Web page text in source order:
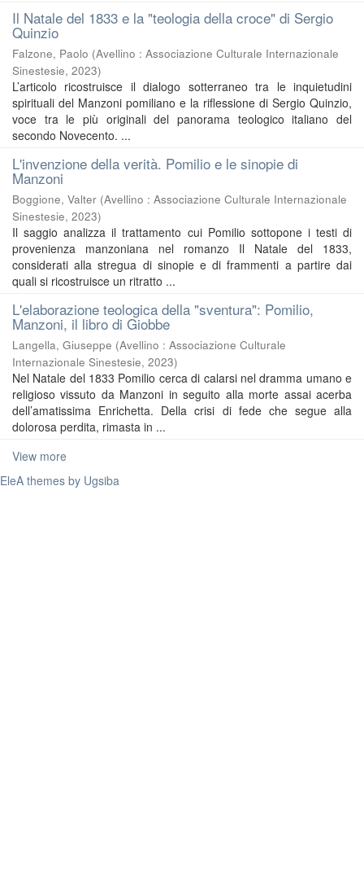
Il Natale del 1833 e la "teologia della croce" di Sergio
Quinzio
Falzone, Paolo (Avellino : Associazione Culturale Internazionale
Sinestesie, 2023)
L’articolo ricostruisce il dialogo sotterraneo tra le inquietudini
spirituali del Manzoni pomiliano e la riflessione di Sergio Quinzio,
voce tra le più originali del panorama teologico italiano del
secondo Novecento. ...
L'invenzione della verità. Pomilio e le sinopie di
Manzoni
Boggione, Valter (Avellino : Associazione Culturale Internazionale
Sinestesie, 2023)
Il saggio analizza il trattamento cui Pomilio sottopone i testi di
provenienza manzoniana nel romanzo Il Natale del 1833,
considerati alla stregua di sinopie e di frammenti a partire dai
quali si ricostruisce un ritratto ...
L'elaborazione teologica della "sventura": Pomilio,
Manzoni, il libro di Giobbe
Langella, Giuseppe (Avellino : Associazione Culturale
Internazionale Sinestesie, 2023)
Nel Natale del 1833 Pomilio cerca di calarsi nel dramma umano e
religioso vissuto da Manzoni in seguito alla morte assai acerba
dell’amatissima Enrichetta. Della crisi di fede che segue alla
dolorosa perdita, rimasta in ...
View more
EleA themes by Ugsiba